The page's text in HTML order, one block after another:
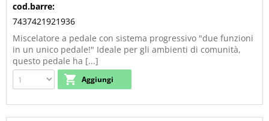
cod.barre:
7437421921936
Miscelatore a pedale con sistema progressivo "due funzioni
in un unico pedale!" Ideale per gli ambienti di comunità,
questo pedale ha [...]